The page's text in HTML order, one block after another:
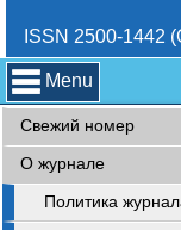
ISSN 2500-1442
Menu
Свежий номер
О журнале
Политика